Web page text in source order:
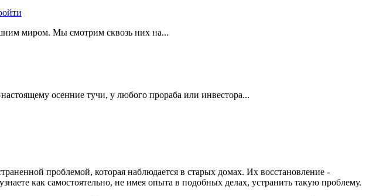
миром. Мы смотрим сквозь них на...
осенние тучи, у любого прораба или инвестора...
проблемой, которая наблюдается в старых домах. Их восстановление -
как самостоятельно, не имея опыта в подобных делах, устранить такую проблему.